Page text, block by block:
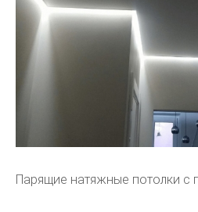
Парящие натяжные потолки с